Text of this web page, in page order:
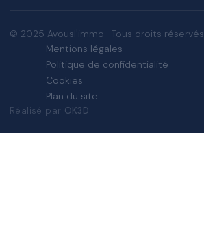
© 2025 Avousl'immo · Tous droits réservés
Mentions légales
Politique de confidentialité
Cookies
Plan du site
Réalisé par OK3D